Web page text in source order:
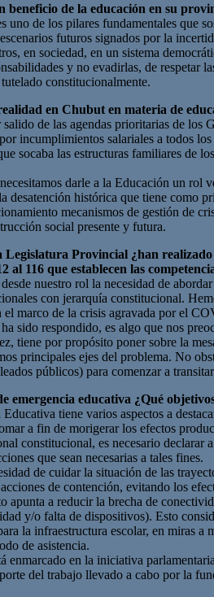
beneficio de la educación en su
uno de los pilares fundamentales que
futuros signados por la
en sociedad, en un sistema
y no evadirlas, de respetar
constitucionalmente.
en Chubut en materia de
de las agendas prioritarias de
incumplimientos salariales a todos
socaba las estructuras familiares de
darle a la Educación un rol
desatención histórica que tiene como
mecanismos de gestión de
social presente y futura.
Legislatura Provincial ¿han
al 116 que establecen las
nuestro rol la necesidad de
con jerarquía constitucional.
marco de la crisis agravada por el
sido respondido, es algo que nos
tiene por propósito poner sobre la
principales ejes del problema. No
públicos) para comenzar a
emergencia educativa ¿Qué
tiene varios aspectos a
a fin de morigerar los efectos
constitucional, es necesario
que sean necesarias a tales fines.
de cuidar la situación de las
de contención, evitando los
apunta a reducir la brecha de
y/o falta de dispositivos). Esto
la infraestructura escolar, en miras
de asistencia.
enmarcado en la iniciativa
del trabajo llevado a cabo por la